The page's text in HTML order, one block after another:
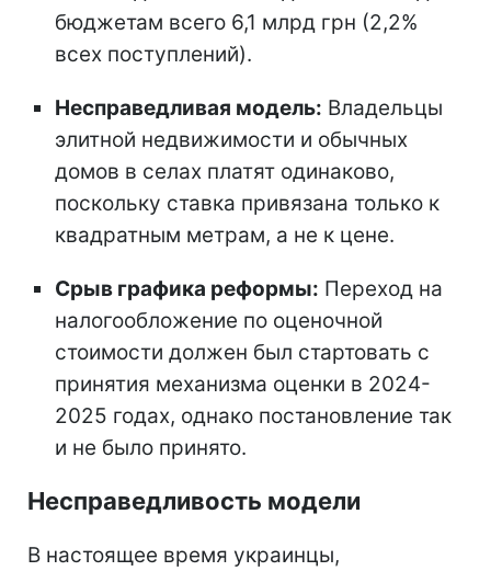
бюджетам всего 6,1 млрд грн (2,2%
всех поступлений).
Несправедливая модель: Владельцы
элитной недвижимости и обычных
домов в селах платят одинаково,
поскольку ставка привязана только к
квадратным метрам, а не к цене.
Срыв графика реформы: Переход на
налогообложение по оценочной
стоимости должен был стартовать с
принятия механизма оценки в 2024-
2025 годах, однако постановление так
и не было принято.
Несправедливость модели
В настоящее время украинцы,